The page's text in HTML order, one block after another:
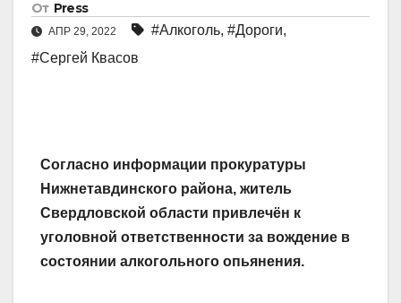
От Press
АПР 29, 2022 #Алкоголь, #Дороги,
#Сергей Квасов
Согласно информации прокуратуры
Нижнетавдинского района, житель
Свердловской области привлечён к
уголовной ответственности за вождение в
состоянии алкогольного опьянения.